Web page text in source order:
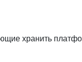
хранить